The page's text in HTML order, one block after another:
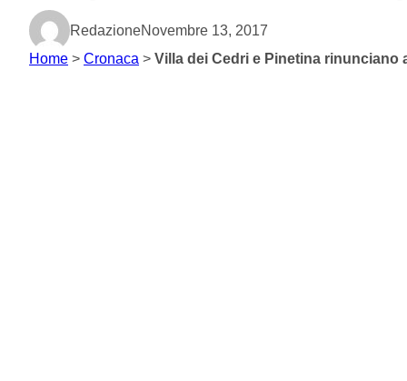
RedazioneNovembre 13, 2017
Home > Cronaca > Villa dei Cedri e Pinetina